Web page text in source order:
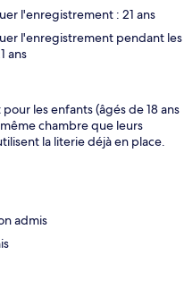
l'enregistrement : 21 ans
l'enregistrement pendant les
ans
les enfants (âgés de 18 ans
chambre que leurs
la literie déjà en place.
admis